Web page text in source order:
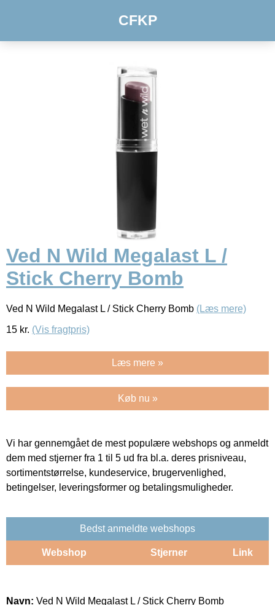
CFKP
Ved N Wild Megalast L /
Stick Cherry Bomb
Ved N Wild Megalast L / Stick Cherry Bomb (Læs mere)
15 kr. (Vis fragtpris)
Læs mere »
Køb nu »
Vi har gennemgået de mest populære webshops og anmeldt
dem med stjerner fra 1 til 5 ud fra bl.a. deres prisniveau,
sortimentstørrelse, kundeservice, brugervenlighed,
betingelser, leveringsformer og betalingsmuligheder.
Bedst anmeldte webshops
Webshop Stjerner Link
Navn: Ved N Wild Megalast L / Stick Cherry Bomb